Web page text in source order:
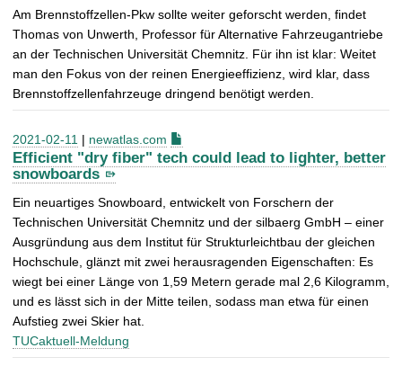
Am Brennstoffzellen-Pkw sollte weiter geforscht werden, findet
Thomas von Unwerth, Professor für Alternative Fahrzeugantriebe
an der Technischen Universität Chemnitz. Für ihn ist klar: Weitet
man den Fokus von der reinen Energieeffizienz, wird klar, dass
Brennstoffzellenfahrzeuge dringend benötigt werden.
2021-02-11 | newatlas.com
Efficient "dry fiber" tech could lead to lighter, better
snowboards
Ein neuartiges Snowboard, entwickelt von Forschern der
Technischen Universität Chemnitz und der silbaerg GmbH – einer
Ausgründung aus dem Institut für Strukturleichtbau der gleichen
Hochschule, glänzt mit zwei herausragenden Eigenschaften: Es
wiegt bei einer Länge von 1,59 Metern gerade mal 2,6 Kilogramm,
und es lässt sich in der Mitte teilen, sodass man etwa für einen
Aufstieg zwei Skier hat.
TUCaktuell-Meldung